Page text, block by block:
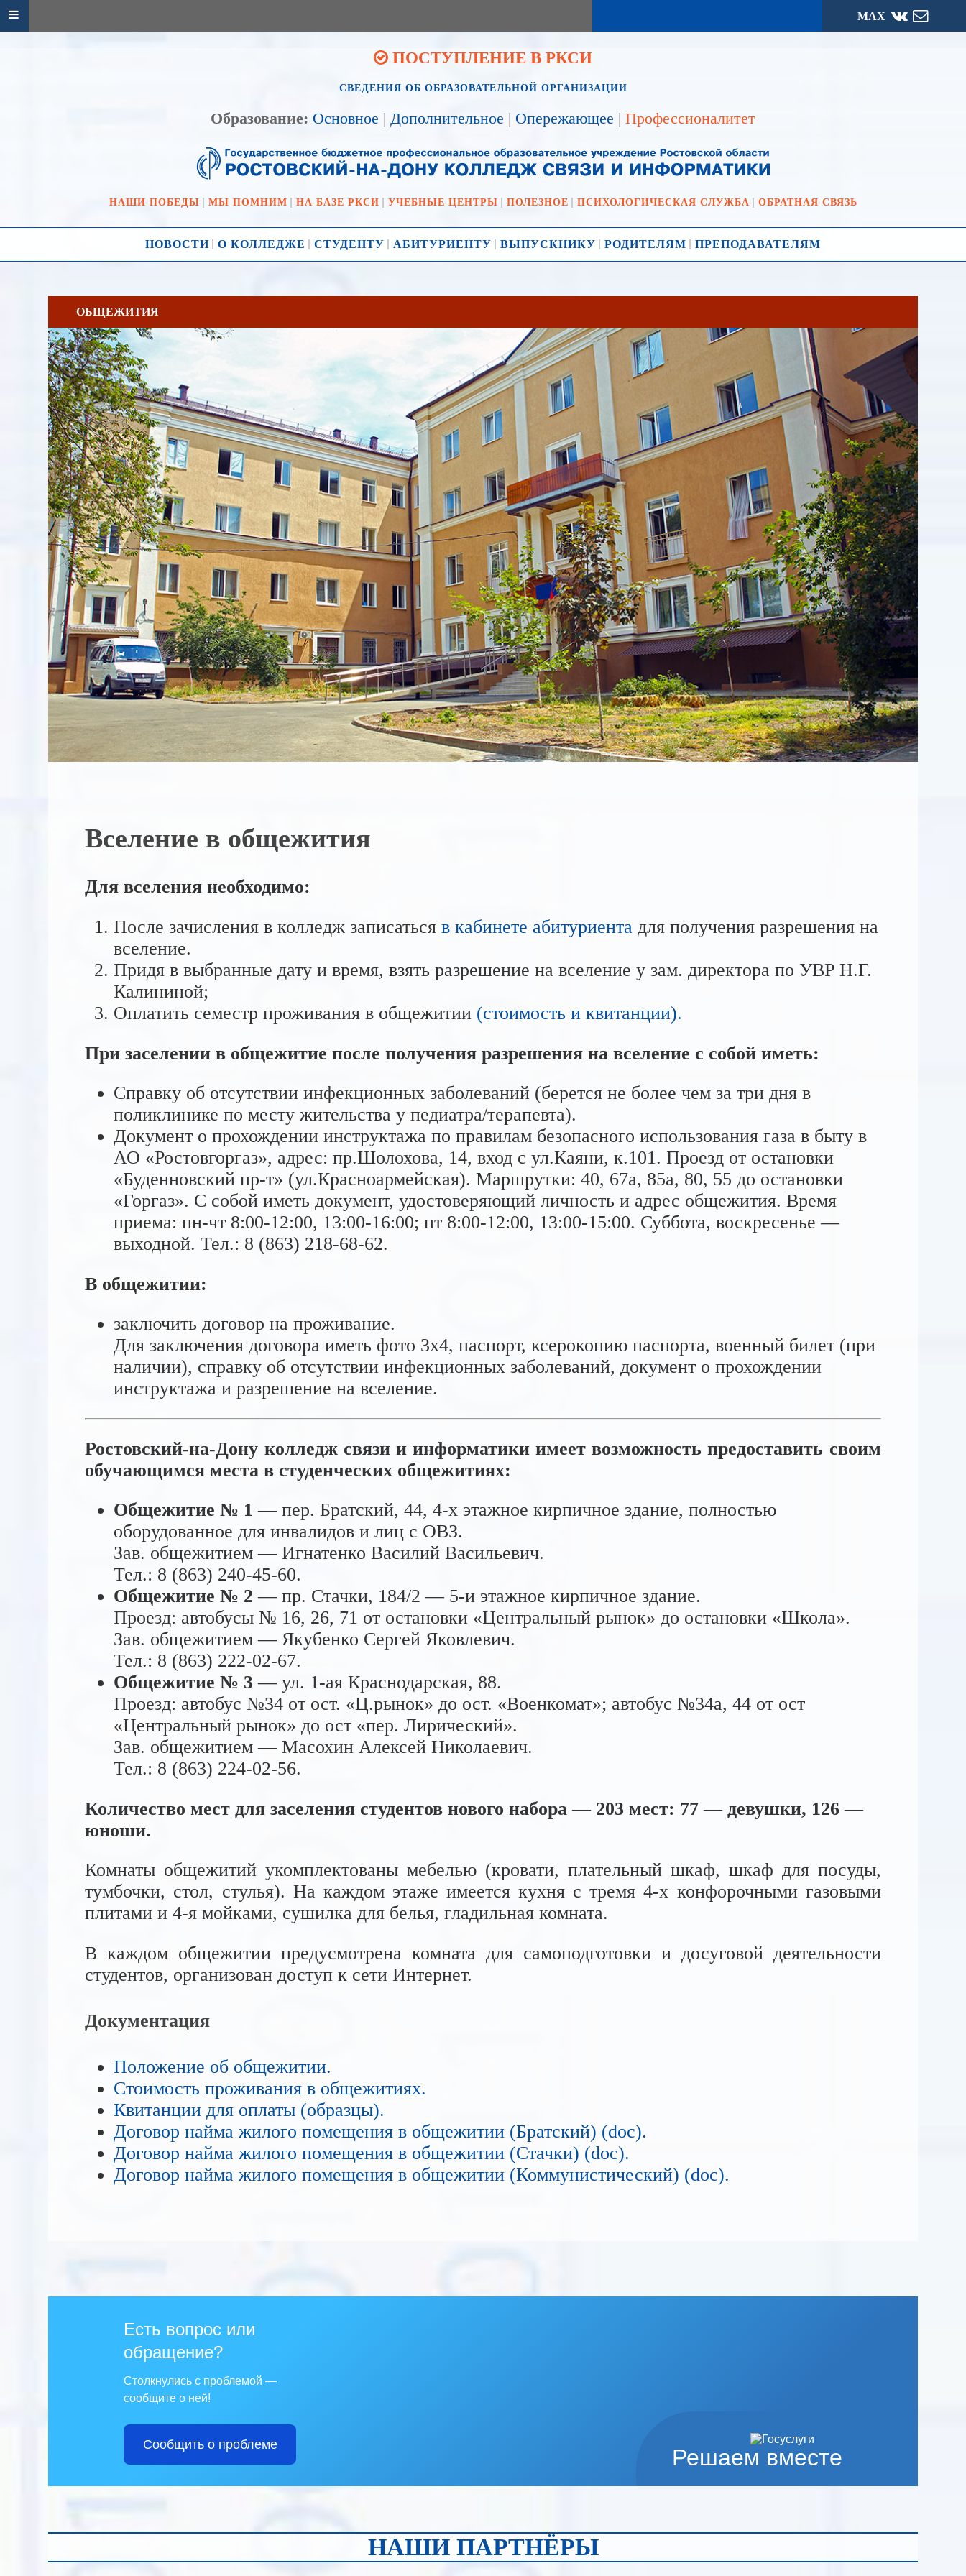
МАХ
ПОСТУПЛЕНИЕ В РКСИ
СВЕДЕНИЯ ОБ ОБРАЗОВАТЕЛЬНОЙ ОРГАНИЗАЦИИ
Образование: Основное | Дополнительное | Опережающее | Профессионалитет
НАШИ ПОБЕДЫ МЫ ПОМНИМ НА БАЗЕ РКСИ УЧЕБНЫЕ ЦЕНТРЫ ПОЛЕЗНОЕ ПСИХОЛОГИЧЕСКАЯ СЛУЖБА ОБРАТНАЯ СВЯЗЬ
НОВОСТИ О КОЛЛЕДЖЕ СТУДЕНТУ АБИТУРИЕНТУ ВЫПУСКНИКУ РОДИТЕЛЯМ ПРЕПОДАВАТЕЛЯМ
ОБЩЕЖИТИЯ
Вселение в общежития
Для вселения необходимо:
После зачисления в колледж записатьсяв кабинете абитуриента для получения разрешения на
вселение.
Придя в выбранные дату и время, взять разрешение на вселение у зам. директора по УВР Н.Г.
Калининой;
Оплатить семестр проживания в общежитии (стоимость и квитанции).
При заселении в общежитие после получения разрешения на вселение с собой иметь:
Справку об отсутствии инфекционных заболеваний (берется не более чем за три дня в
поликлинике по месту жительства у педиатра/терапевта).
Документ о прохождении инструктажа по правилам безопасного использования газа в быту в
АО «Ростовгоргаз», адрес: пр.Шолохова, 14, вход с ул.Каяни, к.101. Проезд от остановки
«Буденновский пр-т» (ул.Красноармейская). Маршрутки: 40, 67а, 85а, 80, 55 до остановки
«Горгаз». С собой иметь документ, удостоверяющий личность и адрес общежития. Время
приема: пн-чт 8:00-12:00, 13:00-16:00; пт 8:00-12:00, 13:00-15:00. Суббота, воскресенье —
выходной. Тел.: 8 (863) 218-68-62.
В общежитии:
заключить договор на проживание.
Для заключения договора иметь фото 3х4, паспорт, ксерокопию паспорта, военный билет (при
наличии), справку об отсутствии инфекционных заболеваний, документ о прохождении
инструктажа и разрешение на вселение.
Ростовский-на-Дону колледж связи и информатики имеет возможность предоставить своим
обучающимся места в студенческих общежитиях:
Общежитие № 1 — пер. Братский, 44,4-х этажное кирпичное здание, полностью
оборудованное для инвалидов и лиц с ОВЗ.
Зав. общежитием — Игнатенко Василий Васильевич.
Тел.: 8 (863) 240-45-60.
Общежитие № 2 — пр. Стачки, 184/2 — 5-и этажное кирпичное здание.
Проезд: автобусы № 16, 26, 71 от остановки «Центральный рынок» до остановки «Школа».
Зав. общежитием — Якубенко Сергей Яковлевич.
Тел.: 8 (863) 222-02-67.
Общежитие № 3 — ул. 1-ая Краснодарская, 88.
Проезд: автобус №34 от ост. «Ц.рынок» до ост. «Военкомат»; автобус №34а, 44 от ост
«Центральный рынок» до ост «пер. Лирический».
Зав. общежитием — Масохин Алексей Николаевич.
Тел.: 8 (863) 224-02-56.
Количество мест для заселения студентов нового набора — 203 мест: 77 — девушки, 126 —
юноши.
Комнаты общежитий укомплектованы мебелью (кровати, плательный шкаф, шкаф для посуды,
тумбочки, стол, стулья). На каждом этаже имеется кухня с тремя4-х конфорочными газовыми
плитами и4-я мойками, сушилка для белья, гладильная комната.
В каждом общежитии предусмотрена комната для самоподготовки и досуговой деятельности
студентов, организован доступ к сети Интернет.
Документация
Положение об общежитии.
Cтоимость проживания в общежитиях.
Квитанции для оплаты (образцы).
Договор найма жилого помещения в общежитии (Братский) (doc).
Договор найма жилого помещения в общежитии (Cтачки) (doc).
Договор найма жилого помещения в общежитии (Коммунистический) (doc).
Решаем вместе
Есть вопрос или
обращение?
Столкнулись с проблемой —
сообщите о ней!
Сообщить о проблеме
НАШИ ПАРТНЁРЫ